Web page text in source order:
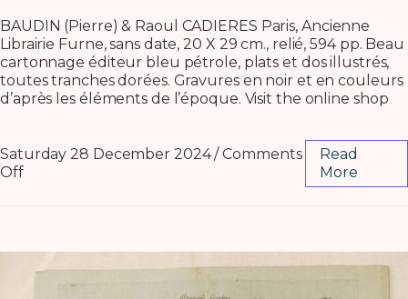
BAUDIN (Pierre) & Raoul CADIERES Paris, Ancienne
Librairie Furne, sans date, 20 X 29 cm., relié, 594 pp. Beau
cartonnage éditeur bleu pétrole, plats et dos illustrés,
toutes tranches dorées. Gravures en noir et en couleurs
d’après les éléments de l’époque. Visit the online shop
Saturday 28 December 2024 / Comments
Off
Read
More